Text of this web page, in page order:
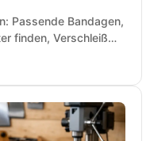
Passende Bandagen,
finden, Verschleiß